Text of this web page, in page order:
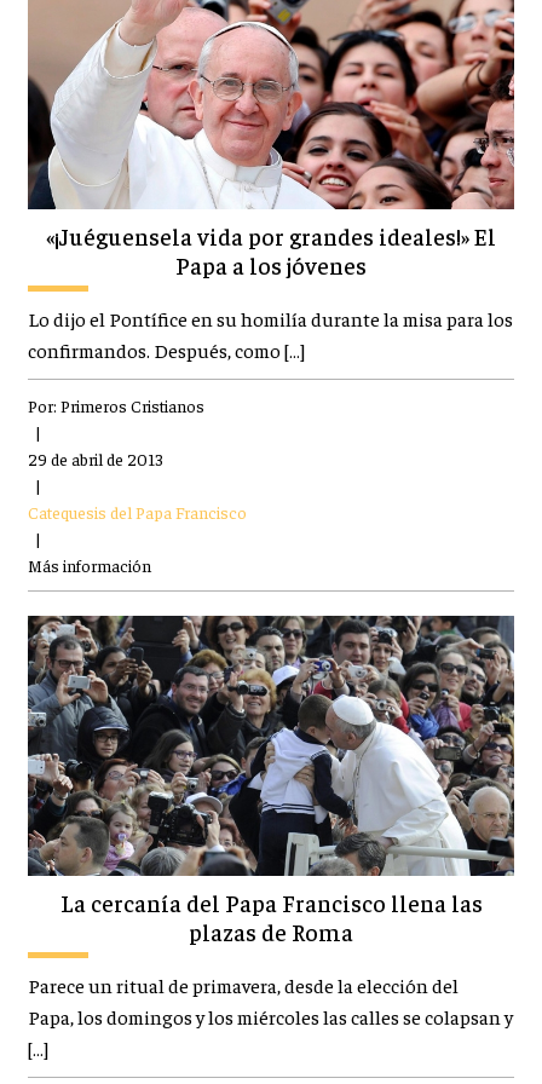
«¡Juéguensela vida por grandes ideales!» El
Papa a los jóvenes
Lo dijo el Pontífice en su homilía durante la misa para los
confirmandos. Después, como […]
Por: Primeros Cristianos
|
29 de abril de 2013
|
Catequesis del Papa Francisco
|
Más información
La cercanía del Papa Francisco llena las
plazas de Roma
Parece un ritual de primavera, desde la elección del
Papa, los domingos y los miércoles las calles se colapsan y
[…]